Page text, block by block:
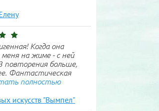
Когда она
на жиме - с ней
повторения больше,
Фантастическая
полностью
искусств "Вымпел"